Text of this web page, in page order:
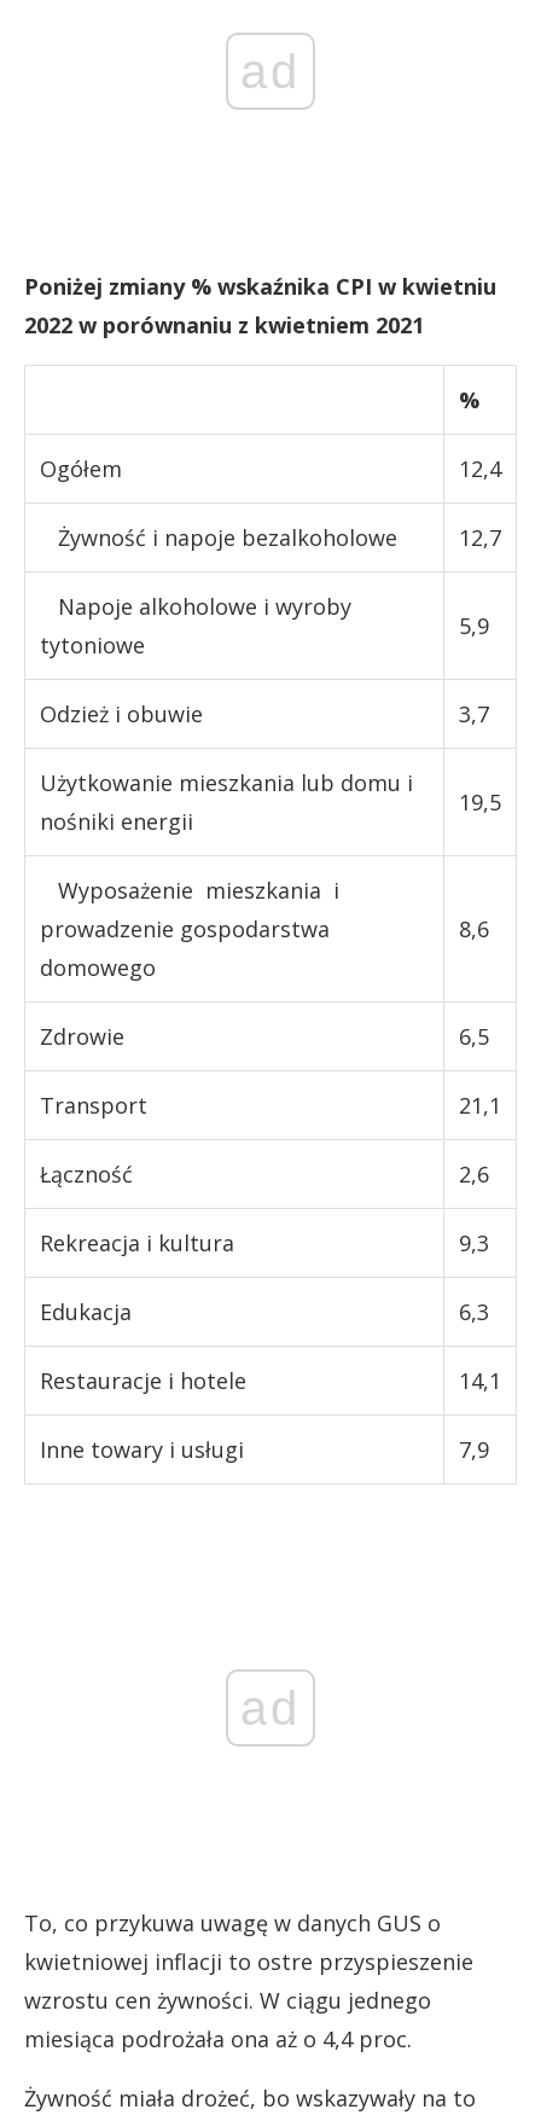
ad
Poniżej zmiany % wskaźnika CPI w kwietniu
2022 w porównaniu z kwietniem 2021
%
Ogółem 12,4
Żywność i napoje bezalkoholowe 12,7
Napoje alkoholowe i wyroby
tytoniowe
5,9
Odzież i obuwie 3,7
Użytkowanie mieszkania lub domu i
nośniki energii
19,5
Wyposażenie mieszkania i
prowadzenie gospodarstwa
domowego
8,6
Zdrowie 6,5
Transport 21,1
Łączność 2,6
Rekreacja i kultura 9,3
Edukacja 6,3
Restauracje i hotele 14,1
Inne towary i usługi 7,9
ad
To, co przykuwa uwagę w danych GUS o
kwietniowej inflacji to ostre przyspieszenie
wzrostu cen żywności. W ciągu jednego
miesiąca podrożała ona aż o 4,4 proc.
Żywność miała drożeć, bo wskazywały na to